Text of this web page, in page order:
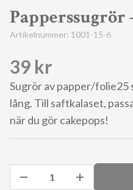
Artikelnummer: 1001-15-6
39 kr
Sugrör av papper/
lång. Till saftkalaset,
när du gör cakepops!